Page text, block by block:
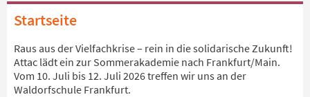
Startseite
Raus aus der Vielfachkrise – rein in die solidarische Zukunft!
Attac lädt ein zur Sommerakademie nach Frankfurt/Main.
Vom 10. Juli bis 12. Juli 2026 treffen wir uns an der
Waldorfschule Frankfurt.